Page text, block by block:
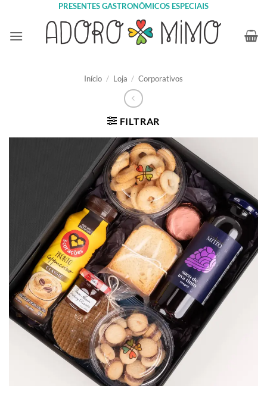
content
PRESENTES GASTRONÔMICOS ESPECIAIS
Início / Loja / Corporativos
FILTRAR